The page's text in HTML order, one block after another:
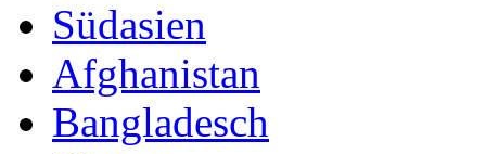
Südasien
Afghanistan
Bangladesch